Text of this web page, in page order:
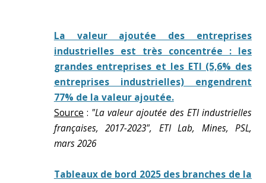
La valeur ajoutée des entreprises
industrielles est très concentrée : les
grandes entreprises et les ETI (5,6% des
entreprises industrielles) engendrent
77% de la valeur ajoutée.
Source : "La valeur ajoutée des ETI industrielles
françaises, 2017-2023", ETI Lab, Mines, PSL,
mars 2026
Tableaux de bord 2025 des branches de la